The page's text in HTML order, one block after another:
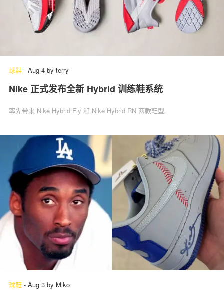
球鞋 - Aug 4 by terry
Nike 正式发布全新 Hybrid 训练鞋系统
率先带来 Nike Hybrid Fly 和 Nike Hybrid RN 两款鞋型。
球鞋 - Aug 3 by Miko